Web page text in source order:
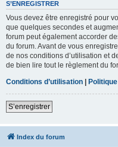
S’ENREGISTRER
Vous devez être enregistré pour
que quelques secondes et
forum peut également accorder
du forum. Avant de vous
de nos conditions d’utilisation et
de bien lire tout le règlement du
Conditions d’utilisation |
S’enregistrer
Index du forum